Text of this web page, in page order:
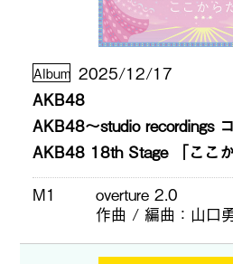
Album 2025/12/17
AKB48
AKB48〜studio recordings
AKB48 18th Stage 「ここか
M1
overture 2.0
作曲 / 編曲
山口